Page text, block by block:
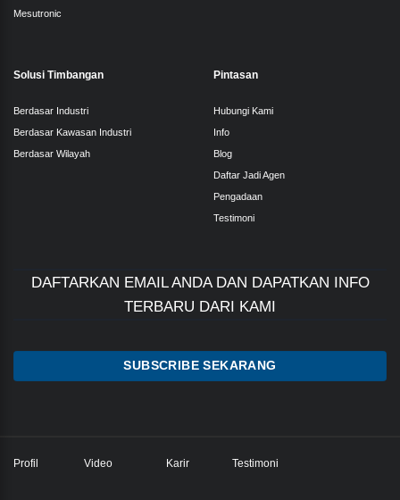
Mesutronic
Solusi Timbangan
Berdasar Industri
Berdasar Kawasan Industri
Berdasar Wilayah
Pintasan
Hubungi Kami
Info
Blog
Daftar Jadi Agen
Pengadaan
Testimoni
DAFTARKAN EMAIL ANDA DAN DAPATKAN INFO
TERBARU DARI KAMI
SUBSCRIBE SEKARANG
Profil Video Karir Testimoni